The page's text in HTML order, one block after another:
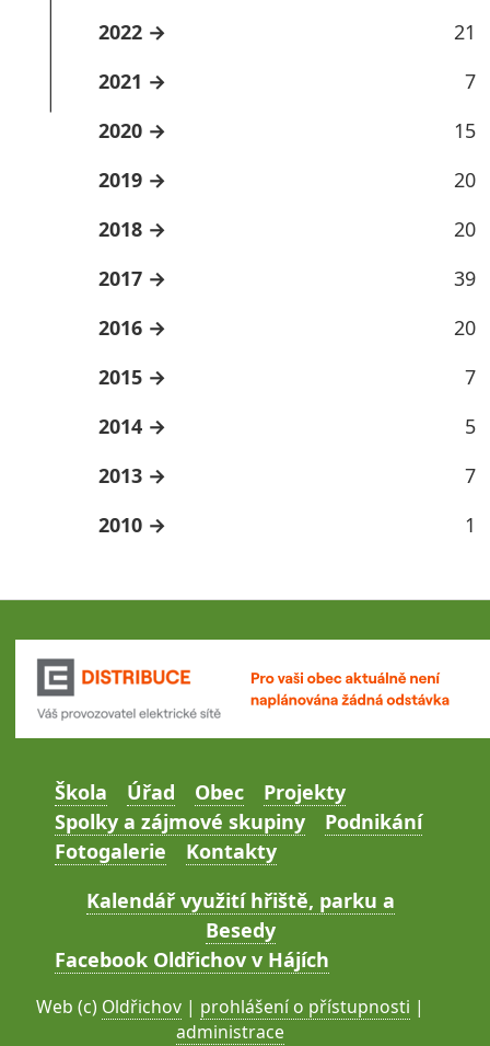
2022
21
2021
7
2020
15
2019
20
2018
20
2017
39
2016
20
2015
7
2014
5
2013
7
2010
1
Škola Úřad Obec
Projekty
Spolky a zájmové skupiny
Podnikání
Fotogalerie
Kontakty
Kalendář využití hřiště, parku a
Besedy
Facebook Oldřichov v Hájích
Web (c) Oldřichov | prohlášení o přístupnosti |
administrace